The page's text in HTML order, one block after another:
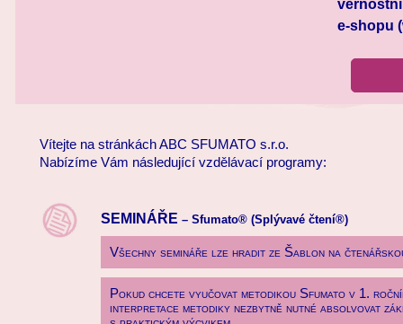
e-shopu
Vítejte na stránkách ABC SFUMATO s.r.o.
Nabízíme Vám následující vzdělávací programy:
SEMINÁŘE – Sfumato® (Splývavé čtení®)
Všechny semináře lze hradit ze Šablon na
Pokud chcete vyučovat metodikou Sfumato v 1.
interpretace metodiky nezbytně nutné absolvovat